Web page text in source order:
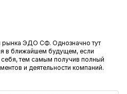
рынка ЭДО СФ. Однозначно тут
в ближайшем будущем, если
тем самым получив полный
и деятельности компаний.